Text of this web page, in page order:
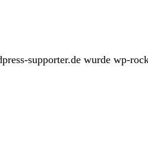
supporter.de wurde wp-